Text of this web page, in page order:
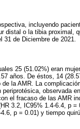
incluyendo
distal o la tibia proximal,
31 de Diciembre de 2021.
25 (51.02%) eran
años. De éstos, 14
la AMR. La
observada
el fracaso de las AMR
3.2, IC95% 1.4-6.4, p =
p = 0.01) y tiempo